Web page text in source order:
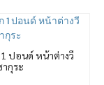
1 ปอนด์ หน้าต่างวี
กุระ